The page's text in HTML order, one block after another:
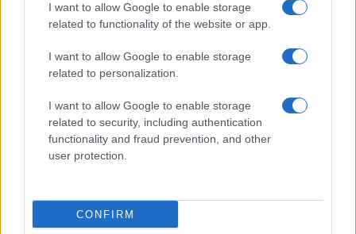
I want to allow Google to enable storage
related to functionality of the website or app.
I want to allow Google to enable storage
related to personalization.
I want to allow Google to enable storage
related to security, including authentication
functionality and fraud prevention, and other
user protection.
CONFIRM
Lo scopo e il tema di questo sito sono di carattere ludico. Il sito
non ha nessun obiettivo diffamatorio. E' tuttavia possibile che in
alcuni casi l'ironia o il linguaggio ledano la sensibilità personale. Ci
scusiamo in anticipo con le persone che in tal senso si riterranno
QBarz.it © 2005-2023 • La riproduzione dei contenuti è